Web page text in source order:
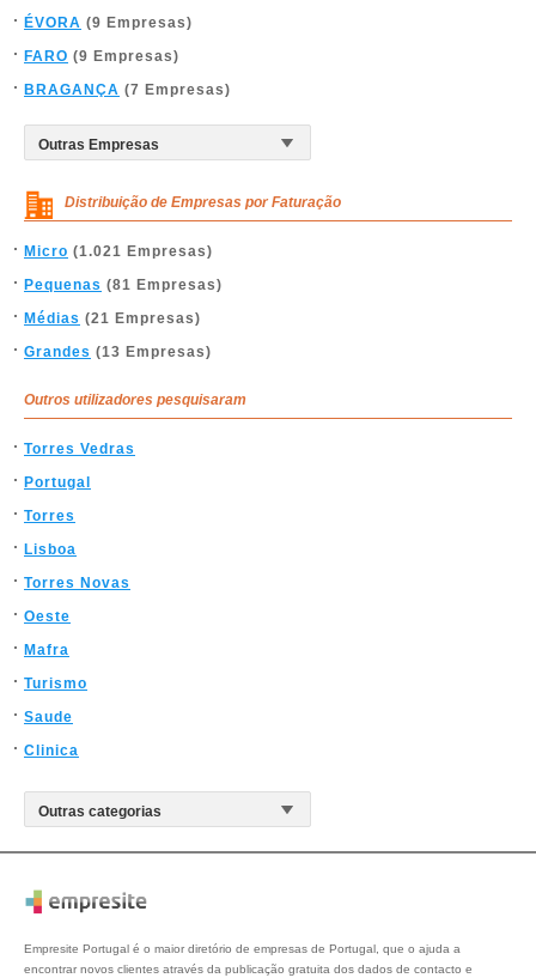
ÉVORA (9 Empresas)
FARO (9 Empresas)
BRAGANÇA (7 Empresas)
Distribuição de Empresas por Faturação
Micro (1.021 Empresas)
Pequenas (81 Empresas)
Médias (21 Empresas)
Grandes (13 Empresas)
Outros utilizadores pesquisaram
Torres Vedras
Portugal
Torres
Lisboa
Torres Novas
Oeste
Mafra
Turismo
Saude
Clinica
Empresite Portugal é o maior diretório de empresas de Portugal, que o ajuda a
encontrar novos clientes através da publicação gratuita dos dados de contacto e